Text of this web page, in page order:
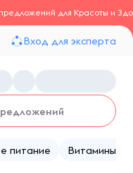
для Красоты и
Вход для эксперта
питание Витамины